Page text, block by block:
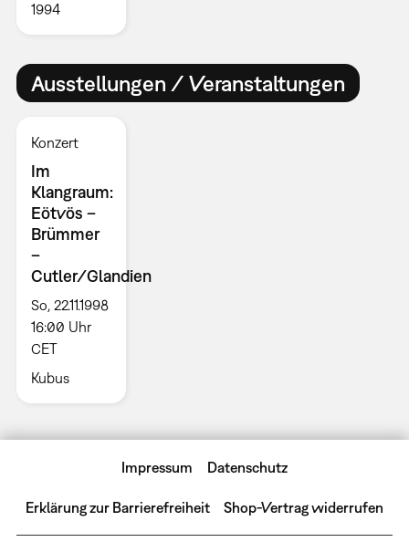
1994
Ausstellungen / Veranstaltungen
Konzert
Im
Klangraum:
Eötvös –
Brümmer
–
Cutler/Glandien
So, 22.11.1998
16:00 Uhr
CET
Kubus
Impressum Datenschutz
Erklärung zur Barrierefreiheit Shop-Vertrag widerrufen